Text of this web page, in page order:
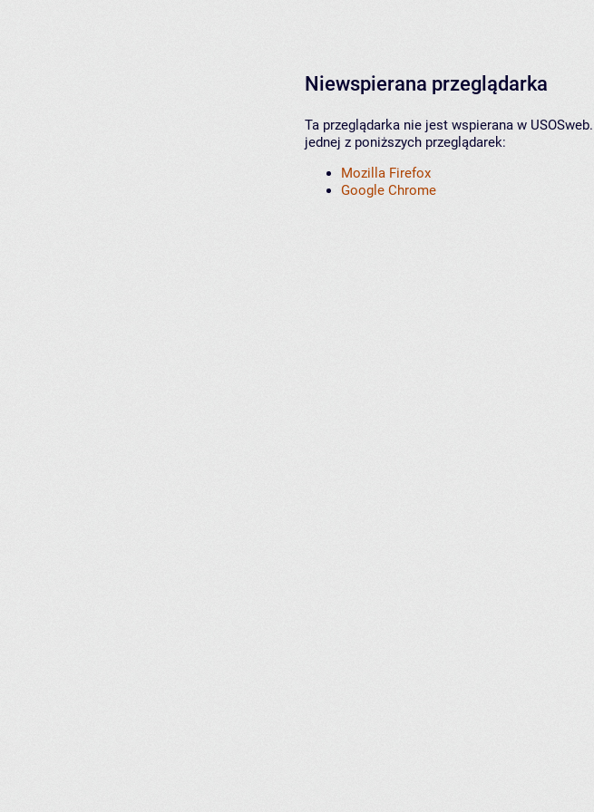
Niewspierana przeglądarka
Ta przeglądarka nie jest wspierana w
jednej z poniższych przeglądarek:
Mozilla Firefox
Google Chrome